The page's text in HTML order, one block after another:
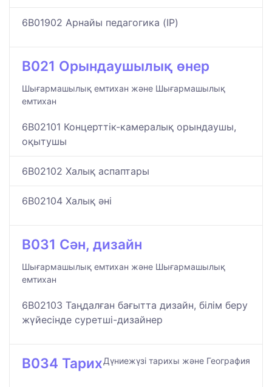
6B01902 Арнайы педагогика (IP)
B021 Орындаушылық өнер
Шығармашылық емтихан және Шығармашылық
емтихан
6B02101 Концерттік-камералық орындаушы,
оқытушы
6B02102 Халық аспаптары
6B02104 Халық әні
B031 Сән, дизайн
Шығармашылық емтихан және Шығармашылық
емтихан
6B02103 Таңдалған бағытта дизайн, білім беру
жүйесінде суретші-дизайнер
B034 ТарихДүниежүзі тарихы және География